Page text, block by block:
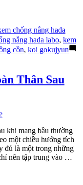
chống nắng hada
nắng hada labo, kem
cồn, koi gokujyun
Thân Sau
khi mang bầu thường
một chiều hướng tích
đủ là một trong những
nên tập trung vào …